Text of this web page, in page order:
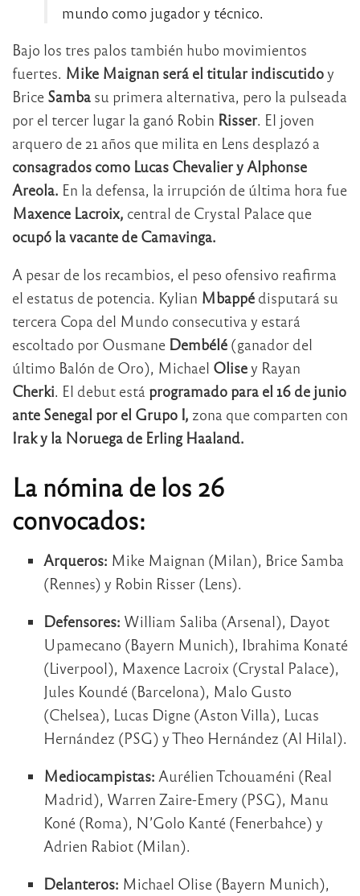
mundo como jugador y técnico.
Bajo los tres palos también hubo movimientos
fuertes. Mike Maignan será el titular indiscutidoy
Brice Samba su primera alternativa, pero la pulseada
por el tercer lugar la ganó Robin Risser. El joven
arquero de 21 años que milita en Lens desplazó a
consagrados como Lucas Chevalier y Alphonse
Areola. En la defensa, la irrupción de última hora fue
Maxence Lacroix, central de Crystal Palace que
ocupó la vacante de Camavinga.
A pesar de los recambios, el peso ofensivo reafirma
el estatus de potencia. Kylian Mbappé disputará su
tercera Copa del Mundo consecutiva y estará
escoltado por Ousmane Dembélé (ganador del
último Balón de Oro), Michael Olisey Rayan
Cherki. El debut está programado para el 16 de junio
ante Senegal por el Grupo I, zona que comparten con
Irak y la Noruega de Erling Haaland.
La nómina de los 26
convocados:
Arqueros: Mike Maignan (Milan), Brice Samba
(Rennes) y Robin Risser (Lens).
Defensores: William Saliba (Arsenal), Dayot
Upamecano (Bayern Munich), Ibrahima Konaté
(Liverpool), Maxence Lacroix (Crystal Palace),
Jules Koundé (Barcelona), Malo Gusto
(Chelsea), Lucas Digne (Aston Villa), Lucas
Hernández (PSG) y Theo Hernández (Al Hilal).
Mediocampistas: Aurélien Tchouaméni (Real
Madrid), Warren Zaire-Emery (PSG), Manu
Koné (Roma), N’Golo Kanté (Fenerbahce) y
Adrien Rabiot (Milan).
Delanteros: Michael Olise (Bayern Munich),